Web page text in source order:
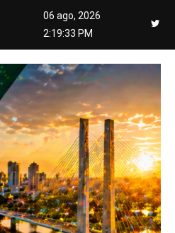
06 ago, 2026
2:19:35 PM